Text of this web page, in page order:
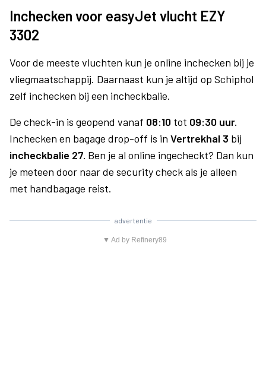
Inchecken voor easyJet vlucht EZY
3302
Voor de meeste vluchten kun je online inchecken bij je
vliegmaatschappij. Daarnaast kun je altijd op Schiphol
zelf inchecken bij een incheckbalie.
De check-in is geopend vanaf 08:10 tot 09:30 uur.
Inchecken en bagage drop-off is in Vertrekhal 3 bij
incheckbalie 27. Ben je al online ingecheckt? Dan kun
je meteen door naar de security check als je alleen
met handbagage reist.
advertentie
▼ Ad by Refinery89